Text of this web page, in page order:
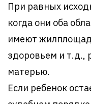
При равных
когда они оба
имеют
здоровьем и т.д.,
матерью.
Если ребенок